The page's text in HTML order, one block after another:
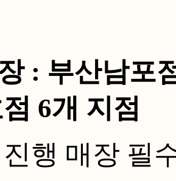
: 부산남포
6개 지점
행 매장 필